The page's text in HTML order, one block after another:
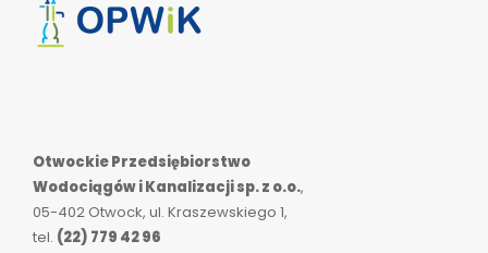
Otwockie Przedsiębiorstwo
Wodociągów i Kanalizacji sp. z o.o.,
05-402 Otwock, ul. Kraszewskiego 1,
tel. (22) 779 42 96